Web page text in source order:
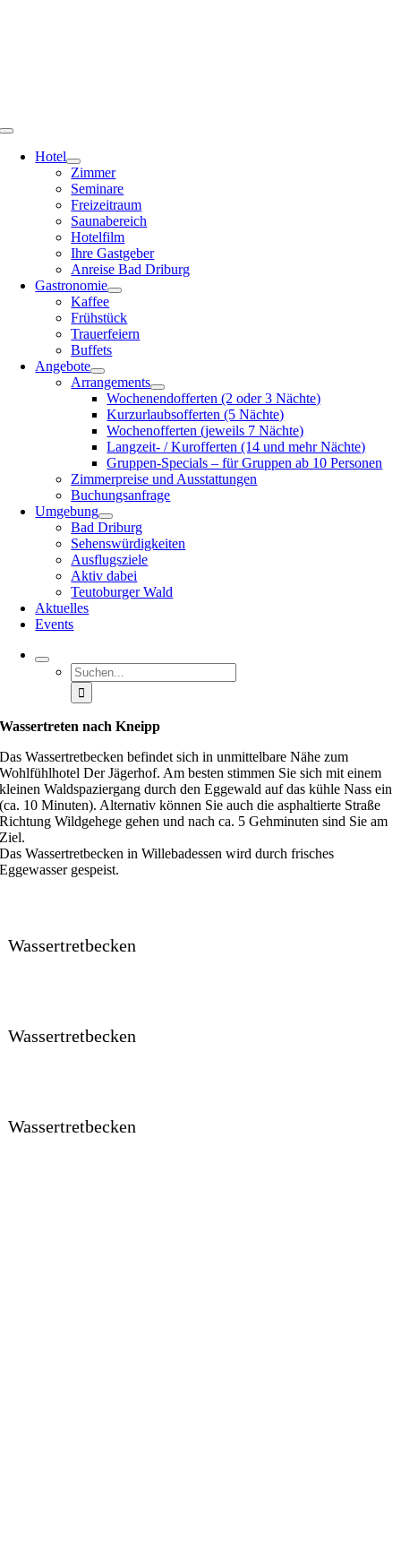
Toggle
Navigation
Hotel
Zimmer
Seminare
Freizeitraum
Saunabereich
Hotelfilm
Ihre Gastgeber
Anreise Bad Driburg
Gastronomie
Kaffee
Frühstück
Trauerfeiern
Buffets
Angebote
Arrangements
Wochenendofferten (2 oder 3 Nächte)
Kurzurlaubsofferten (5 Nächte)
Wochenofferten (jeweils 7 Nächte)
Langzeit- / Kurofferten (14 und mehr Nächte)
Gruppen-Specials – für Gruppen ab 10 Personen
Zimmerpreise und Ausstattungen
Buchungsanfrage
Umgebung
Bad Driburg
Sehenswürdigkeiten
Ausflugsziele
Aktiv dabei
Teutoburger Wald
Aktuelles
Events
Suche
nach:
Wassertreten nach Kneipp
Das Wassertretbecken befindet sich in unmittelbare Nähe zum
Wohlfühlhotel Der Jägerhof. Am besten stimmen Sie sich mit einem
kleinen Waldspaziergang durch den Eggewald auf das kühle Nass ein
(ca. 10 Minuten). Alternativ können Sie auch die asphaltierte Straße
Richtung Wildgehege gehen und nach ca. 5 Gehminuten sind Sie am
Ziel.
Das Wassertretbecken in Willebadessen wird durch frisches
Eggewasser gespeist.
Wassertretbecken
Wassertretbecken
Wassertretbecken